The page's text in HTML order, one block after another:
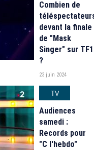
Combien de
devant la finale
de "Mask
Singer" sur TF1
?
23 juin 2024
TV
Audiences
samedi :
Records pour
"C l'hebdo"